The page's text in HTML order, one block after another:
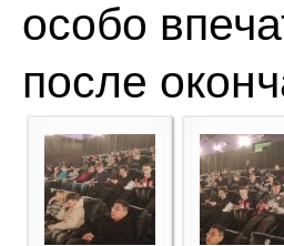
особо
после